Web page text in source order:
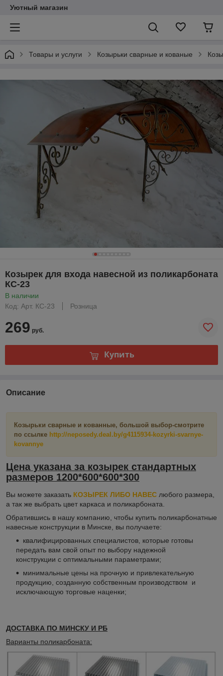
Уютный магазин
Товары и услуги Козырьки сварные и кованые
Козырек для входа навесной из поликарбоната
КС-23
В наличии
Код: Арт. КС-23
Розница
269 руб.
Купить
Описание
Козырьки сварные и кованные, большой выбор-смотрите
по ссылке http://neposedy.deal.by/g4115934-kozyrki-svarnye-
kovannye
Цена указана за козырек стандартных
размеров 1200*600*600*300
Вы можете заказать КОЗЫРЕК ЛИБО НАВЕС любого размера,
а так же выбрать цвет каркаса и поликарбоната.
Обратившись в нашу компанию, чтобы купить поликарбонатные
навесные конструкции в Минске, вы получаете:
квалифицированных специалистов, которые готовы
передать вам свой опыт по выбору надежной
конструкции с оптимальными параметрами;
минимальные цены на прочную и привлекательную
продукцию, созданную собственным производством и
исключающую торговые наценки;
ДОСТАВКА ПО МИНСКУ И РБ
Варианты поликарбоната: